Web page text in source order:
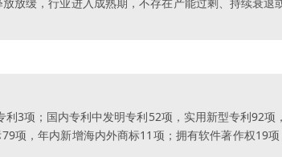
3项；国内专利中发明专利52项，实用新型专利92项
项，年内新增海内外商标11项；拥有软件著作权19